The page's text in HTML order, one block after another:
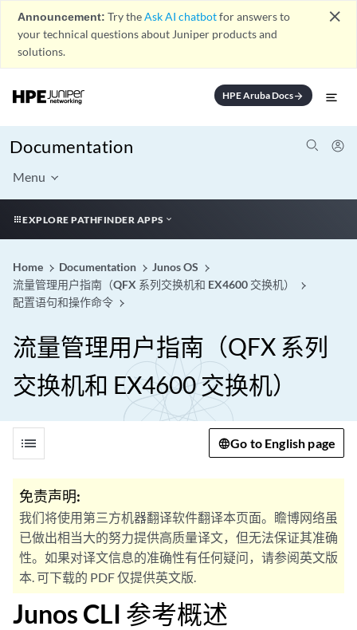
Announcement: Try theAsk AI chatbotfor answers to
your technical questions about Juniper products and
solutions.
close
HPE Aruba Docsarrow_forward
Documentation
Menu
EXPLORE PATHFINDER APPS
Home Documentation
Junos OS
流量管理用户指南（QFX 系列交换机和 EX4600 交换机）
配置语句和操作命令
流量管理用户指南（QFX 系列
交换机和 EX4600 交换机）
list Go to English page
免责声明:
我们将使用第三方机器翻译软件翻译本页面。瞻博网络虽
已做出相当大的努力提供高质量译文，但无法保证其准确
性。如果对译文信息的准确性有任何疑问，请参阅英文版
本. 可下载的 PDF 仅提供英文版.
Junos CLI 参考概述